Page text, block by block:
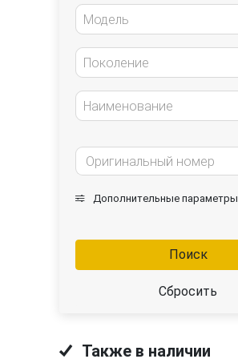
Модель
Поколение
Наименование
Дополнительные параметры
Поиск
Сбросить
Также в наличии